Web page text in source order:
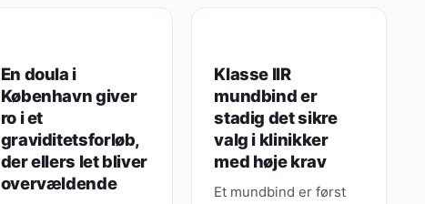
En doula i
København giver
ro i et
graviditetsforløb,
der ellers let bliver
overvældende
Klasse IIR
mundbind er
stadig det sikre
valg i klinikker
med høje krav
Et mundbind er først